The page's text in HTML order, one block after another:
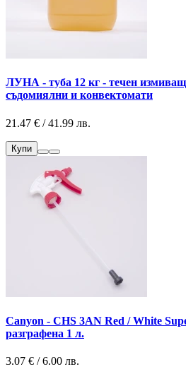
ЛУНА - туба 12 кг - течен измиващ
съдомиялни и конвектомати
21.47 € / 41.99 лв.
Купи
Canyon - CHS 3AN Red / White
разграфена 1 л.
3.07 € / 6.00 лв.